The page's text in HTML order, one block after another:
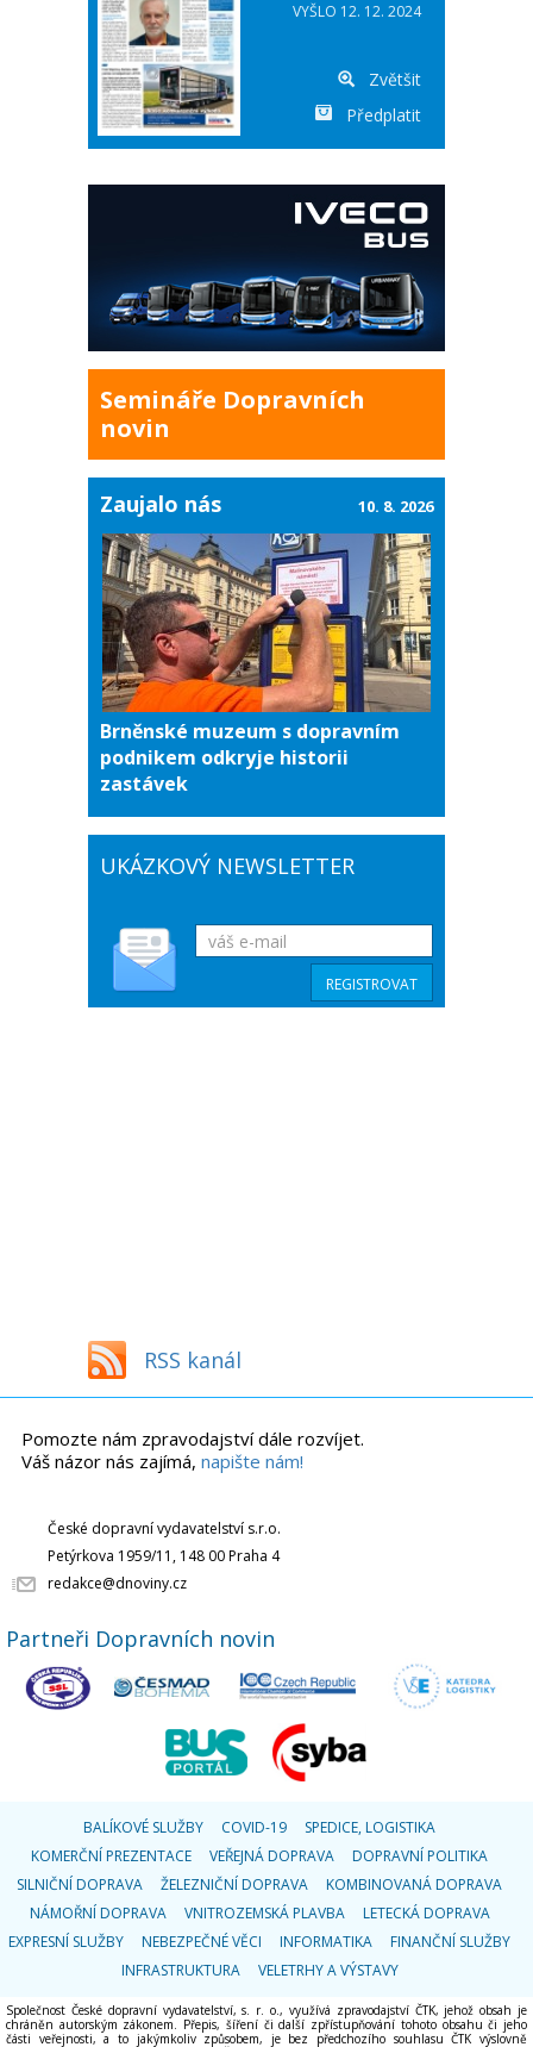
VYŠLO 12. 12. 2024
Zvětšit
Předplatit
Semináře Dopravních
novin
Zaujalo nás
Brněnské muzeum s dopravním
podnikem odkryje historii
zastávek
10. 8. 2026
UKÁZKOVÝ NEWSLETTER
RSS kanál
Pomozte nám zpravodajství dále rozvíjet.
Váš názor nás zajímá, napište nám!
České dopravní vydavatelství s.r.o.
Petýrkova 1959/11, 148 00 Praha 4
redakce@dnoviny.cz
Partneři Dopravních novin
BALÍKOVÉ SLUŽBY COVID-19
SPEDICE, LOGISTIKA
KOMERČNÍ PREZENTACE
VEŘEJNÁ DOPRAVA
DOPRAVNÍ POLITIKA
SILNIČNÍ DOPRAVA
ŽELEZNIČNÍ DOPRAVA
KOMBINOVANÁ DOPRAVA
NÁMOŘNÍ DOPRAVA
VNITROZEMSKÁ PLAVBA
LETECKÁ DOPRAVA
EXPRESNÍ SLUŽBY
NEBEZPEČNÉ VĚCI INFORMATIKA
FINANČNÍ SLUŽBY
INFRASTRUKTURA
VELETRHY A VÝSTAVY
Společnost České dopravní vydavatelství, s. r. o., využívá zpravodajství ČTK, jehož obsah je
chráněn autorským zákonem. Přepis, šíření či další zpřístupňování tohoto obsahu či jeho
části veřejnosti, a to jakýmkoliv způsobem, je bez předchozího souhlasu ČTK výslovně